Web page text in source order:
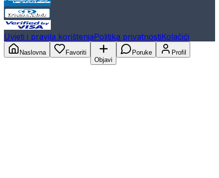
Uvjeti i pravila korištenjaPolitika privatnostiKolačići
Naslovna
Favoriti
Objavi
Poruke Profil